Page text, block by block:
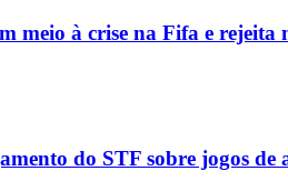
meio à crise na Fifa e rejeita
do STF sobre jogos de